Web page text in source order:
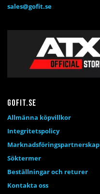
sales@gofit.se
Gofit.se
Allmänna köpvillkor
Integritetspolicy
Marknadsföringspartnerskap
Söktermer
Beställningar och returer
Kontakta oss